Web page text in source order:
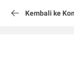
Kembali ke